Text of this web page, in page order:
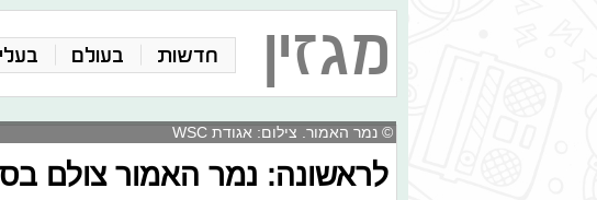
מגזין חדשות בעולם
© נמר האמור. צילום: אגודת WSC
לראשונה: נמר האמור צולם